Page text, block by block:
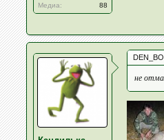
Медиа:
88
не